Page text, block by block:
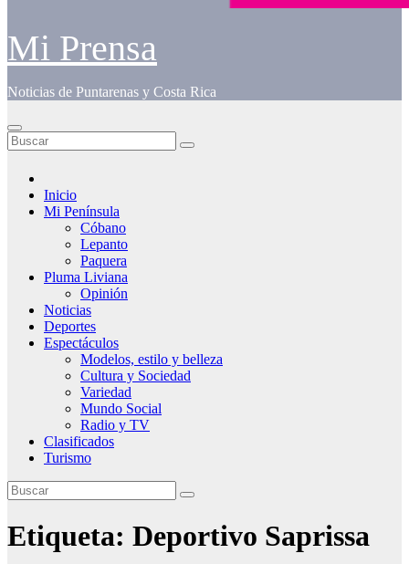
Mi Prensa
Noticias de Puntarenas y Costa Rica
Inicio
Mi Península
Cóbano
Lepanto
Paquera
Pluma Liviana
Opinión
Noticias
Deportes
Espectáculos
Modelos, estilo y belleza
Cultura y Sociedad
Variedad
Mundo Social
Radio y TV
Clasificados
Turismo
Etiqueta: Deportivo Saprissa